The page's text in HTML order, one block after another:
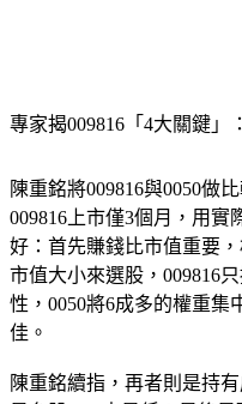
專家揭009816「4大關鍵」
陳重銘將009816與0050做
009816上市僅3個月，用
好：首先賺錢比市值重要
市值大小來選股，009816
性 ，0050將6成多的權重集
佳。
陳重銘續指，再者則是持